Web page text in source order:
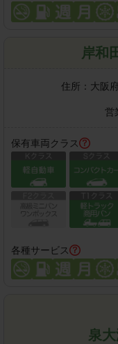
岸和
住所： 大阪
営
保有車両クラス
各種サービス
泉